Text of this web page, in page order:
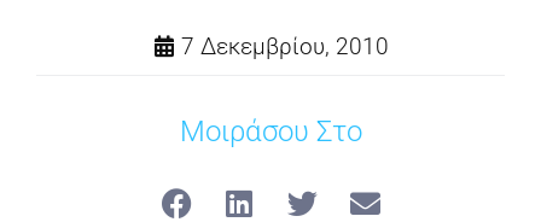
7 Δεκεμβρίου, 2010
Μοιράσου Στο